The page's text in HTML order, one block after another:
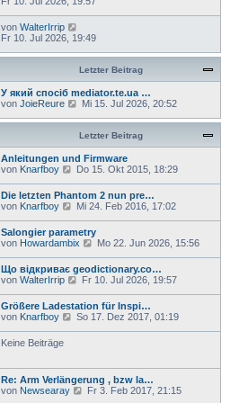
von WalterIrrip
Fr 10. Jul 2026, 19:49
Letzter Beitrag
У який спосіб mediator.te.ua …
von JoieReure
N
u
e
s
t
e
e
i
t
r
a
Mi 15. Jul 2026, 20:52
Letzter Beitrag
Anleitungen und Firmware
von Knarfboy
N
e
s
t
e
r
e
i
t
r
a
g
Do 15. Okt 2015, 18:29
Die letzten Phantom 2 nun pre…
von Knarfboy
N
e
s
t
e
r
e
i
r
Mi 24. Feb 2016, 17:02
Salongier parametry
von Howardambix
N
u
e
s
t
e
r
r
a
g
Mo 22. Jun 2026, 15:56
Що відкриває geodictionary.co…
von WalterIrrip
N
e
s
t
e
i
t
Fr 10. Jul 2026, 19:57
Größere Ladestation für Inspi…
von Knarfboy
N
t
e
r
So 17. Dez 2017, 01:19
Keine Beiträge
Re: Arm Verlängerung , bzw la…
von Newsearay
NFr 3. Feb 2017, 21:15